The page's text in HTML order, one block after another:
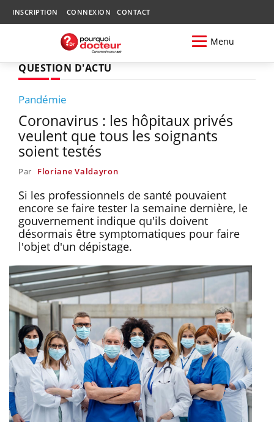
INSCRIPTION CONNEXION CONTACT
Menu
QUESTION D'ACTU
Pandémie
Coronavirus : les hôpitaux privés
veulent que tous les soignants
soient testés
Par Floriane Valdayron
Si les professionnels de santé pouvaient
encore se faire tester la semaine dernière, le
gouvernement indique qu'ils doivent
désormais être symptomatiques pour faire
l'objet d'un dépistage.